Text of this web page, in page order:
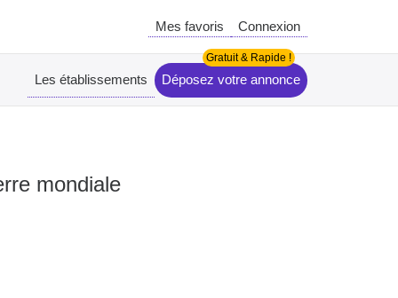
Mes favoris Connexion
Les établissements Déposez votre annonce
mondiale